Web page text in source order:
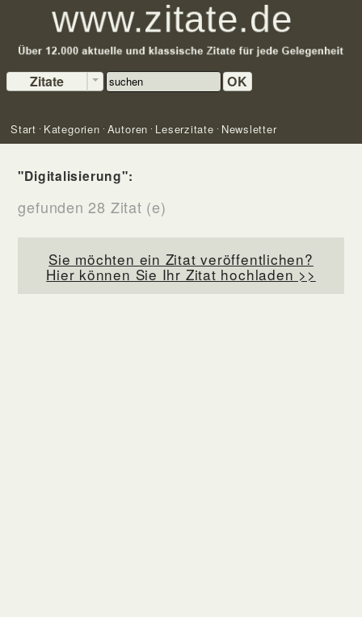
Zitate OK
Start Kategorien Autoren Leserzitate Newsletter
"Digitalisierung":
gefunden 28 Zitat (e)
Sie möchten ein Zitat veröffentlichen?
Hier können Sie Ihr Zitat hochladen >>